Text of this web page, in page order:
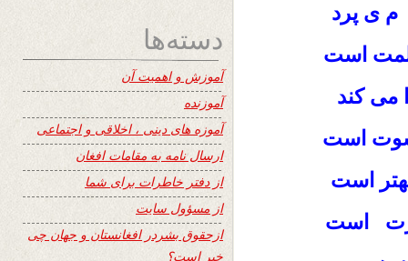
م ی پرد
است
می کند
کسوت است
است
است
دسته‌ها
آموزش و اهمیت آن
آموزنده
آموزه های دینی ، اخلاقی و اجتماعی
ارسال نامه به مقامات افغان
از دفتر خاطرات برای شما
از مسؤول سایت
ازحقوق بشردر افغانستان و جهان چی
خبر است؟